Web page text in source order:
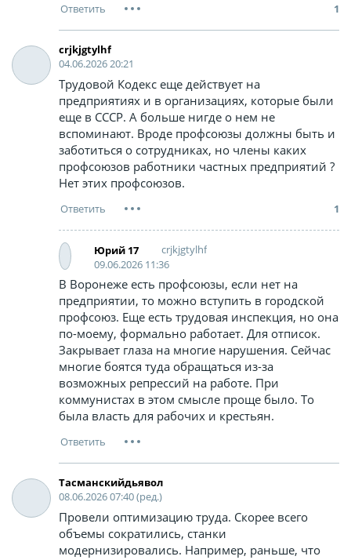
1
crjkjgtylhf
04.06.2026 20:21
Трудовой Кодекс еще действует на
предприятиях и в организациях, которые были
еще в СССР. А больше нигде о нем не
вспоминают. Вроде профсоюзы должны быть и
заботиться о сотрудниках, но члены каких
профсоюзов работники частных предприятий ?
Нет этих профсоюзов.
1
Юрий 17
crjkjgtylhf
09.06.2026 11:36
В Воронеже есть профсоюзы, если нет на
предприятии, то можно вступить в городской
профсоюз. Еще есть трудовая инспекция, но она
по-моему, формально работает. Для отписок.
Закрывает глаза на многие нарушения. Сейчас
многие боятся туда обращаться из-за
возможных репрессий на работе. При
коммунистах в этом смысле проще было. То
была власть для рабочих и крестьян.
Тасманскийдьявол
08.06.2026 07:40 (ред.)
Провели оптимизацию труда. Скорее всего
объемы сократились, станки
модернизировались. Например, раньше, что